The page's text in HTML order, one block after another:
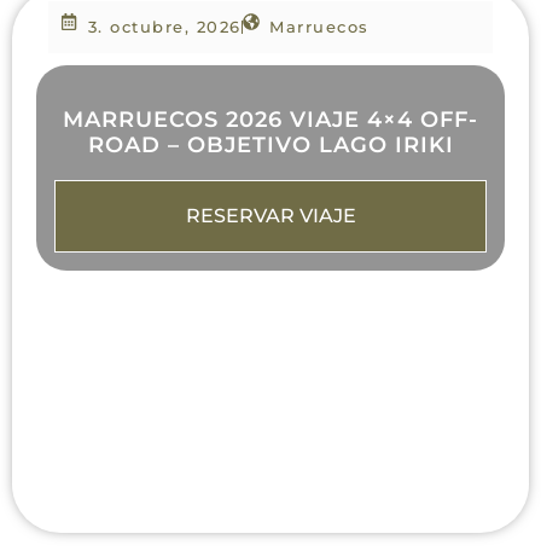
3. octubre, 2026 Marruecos
MARRUECOS 2026 VIAJE 4×4 OFF-
ROAD – OBJETIVO LAGO IRIKI
RESERVAR VIAJE